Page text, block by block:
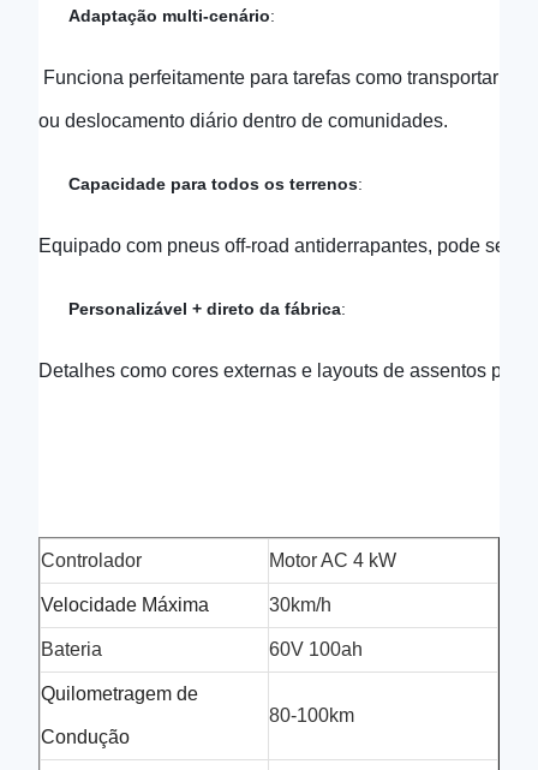
Adaptação multi-cenário:
Funciona perfeitamente para tarefas como transportar
ou deslocamento diário dentro de comunidades.
Capacidade para todos os terrenos:
Equipado com pneus off-road antiderrapantes, pode se
Personalizável + direto da fábrica:
Detalhes como cores externas e layouts de assentos
Controlador Motor AC 4 kW
Velocidade Máxima 30km/h
Bateria 60V 100ah
Quilometragem de
Condução
80-100km